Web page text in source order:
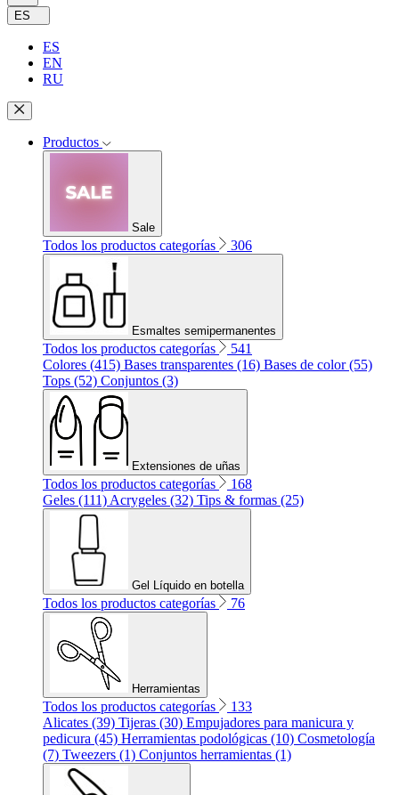
ES
ES
EN
RU
Productos
Sale
Todos los productos categorías 306
Esmaltes semipermanentes
Todos los productos categorías
541
Colores (415) Bases transparentes (16) Bases de color (55)
Tops (52) Conjuntos (3)
Extensiones de uñas
Todos los productos categorías
168
Geles (111) Acrygeles (32) Tips & formas (25)
Gel Líquido en botella
Todos los productos categorías 76
Herramientas
Todos los productos categorías
133
Alicates (39) Tijeras (30) Empujadores para manicura y
pedicura (45) Herramientas podológicas (10) Cosmetología
(7) Tweezers (1) Conjuntos herramientas (1)